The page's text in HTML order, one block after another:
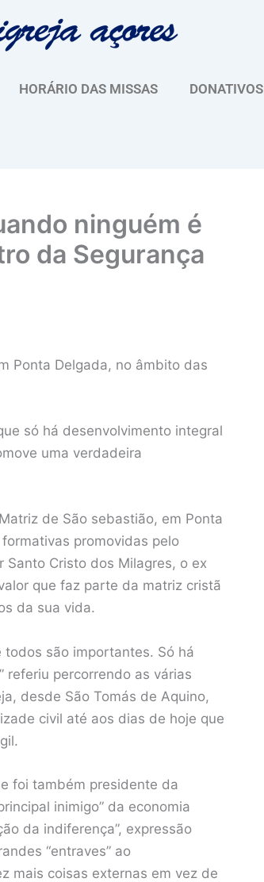
HORÁRIO DAS MISSAS DONATIVOS
ninguém é
da Segurança
Ponta Delgada, no âmbito das
só há desenvolvimento integral
uma verdadeira
de São sebastião, em Ponta
promovidas pelo
Cristo dos Milagres, o ex
que faz parte da matriz cristã
da sua vida.
são importantes. Só há
referiu percorrendo as várias
desde São Tomás de Aquino,
civil até aos dias de hoje que
foi também presidente da
inimigo” da economia
da indiferença”, expressão
“entraves” ao
mais coisas externas em vez de